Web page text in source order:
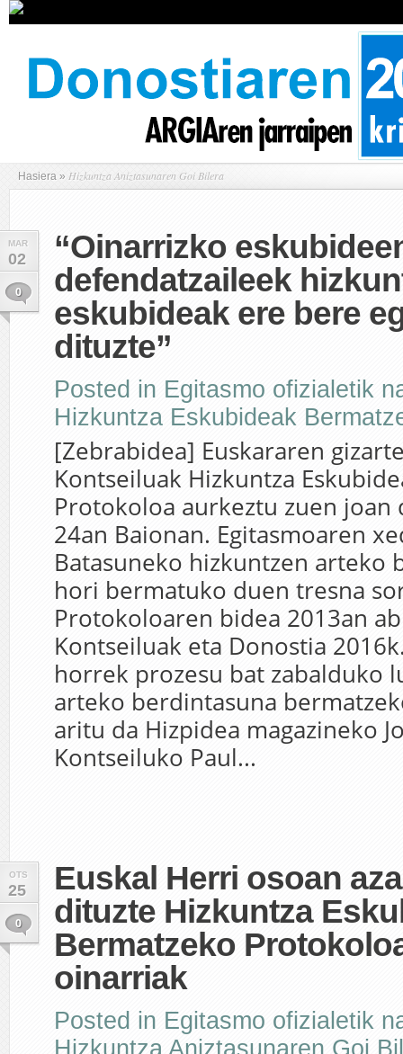
Hasiera » Hizkuntza Aniztasunaren Goi Bilera
MAR
02
0
“Oinarrizko
defendatzaileek
eskubideak ere bere
dituzte”
Posted in Egitasmo ofizialetik
Hizkuntza Eskubideak
[Zebrabidea] Euskararen
Kontseiluak Hizkuntza
Protokoloa aurkeztu zuen joan
24an Baionan. Egitasmoaren
Batasuneko hizkuntzen arteko
hori bermatuko duen tresna
Protokoloaren bidea 2013an
Kontseiluak eta Donostia
horrek prozesu bat zabalduko
arteko berdintasuna
aritu da Hizpidea magazineko
Kontseiluko Paul...
OTS
25
0
Euskal Herri osoan
dituzte Hizkuntza
Bermatzeko
oinarriak
Posted in Egitasmo ofizialetik
Hizkuntza Aniztasunaren Goi